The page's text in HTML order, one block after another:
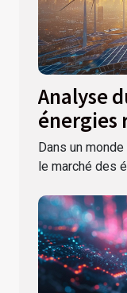
Analyse
énergies
impact
mondiale
Dans un
le marché des